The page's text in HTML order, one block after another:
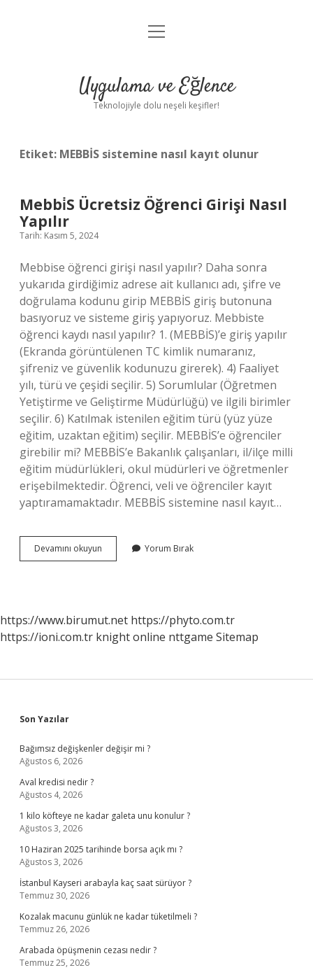
Anasayfa
Yasal Uyarı
menüyü
Uygulama ve Eğlence
Teknolojiyle dolu neşeli keşifler!
Etiket: MEBBİS sistemine nasıl kayıt olunur
Mebbi̇S Ücretsiz Öğrenci Girişi Nasıl
Yapılır
Tarih: Kasım 5, 2024
Mebbise öğrenci girişi nasıl yapılır? Daha sonra
yukarıda girdiğimiz adrese ait kullanıcı adı, şifre ve
doğrulama kodunu girip MEBBİS giriş butonuna
basıyoruz ve sisteme giriş yapıyoruz. Mebbiste
öğrenci kaydı nasıl yapılır? 1. (MEBBİS)’e giriş yapılır
(Ekranda görüntülenen TC kimlik numaranız,
şifreniz ve güvenlik kodunuzu girerek). 4) Faaliyet
yılı, türü ve çeşidi seçilir. 5) Sorumlular (Öğretmen
Yetiştirme ve Geliştirme Müdürlüğü) ve ilgili birimler
seçilir. 6) Katılmak istenilen eğitim türü (yüz yüze
eğitim, uzaktan eğitim) seçilir. MEBBİS’e öğrenciler
girebilir mi? MEBBİS’e Bakanlık çalışanları, il/ilçe milli
eğitim müdürlükleri, okul müdürleri ve öğretmenler
erişebilmektedir. Öğrenci, veli ve öğrenciler kayıt
yaptıramamaktadır. MEBBİS sistemine nasıl kayıt…
Devamını okuyun
Ücretsiz
Yorum Bırak
https://www.birumut.net https://phyto.com.tr
https://ioni.com.tr knight online nttgame Sitemap
Sidebar
Son Yazılar
Bağımsız değişkenler değişir mi ?
Ağustos 6, 2026
Aval kredisi nedir ?
Ağustos 4, 2026
1 kilo köfteye ne kadar galeta unu konulur ?
Ağustos 3, 2026
10 Haziran 2025 tarihinde borsa açık mı ?
Ağustos 3, 2026
İstanbul Kayseri arabayla kaç saat sürüyor ?
Temmuz 30, 2026
Kozalak macunu günlük ne kadar tüketilmeli ?
Temmuz 26, 2026
Arabada öpüşmenin cezası nedir ?
Temmuz 25, 2026